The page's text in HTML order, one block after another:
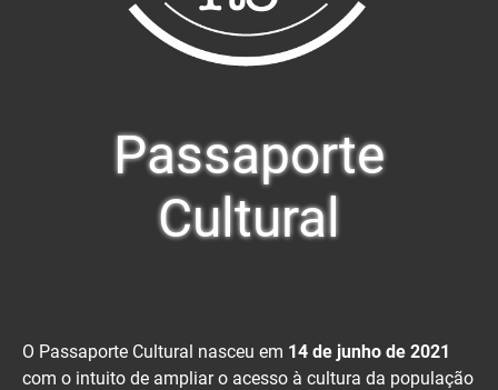
Passaporte
Cultural
O Passaporte Cultural nasceu em 14 de junho de 2021
com o intuito de ampliar o acesso à cultura da população